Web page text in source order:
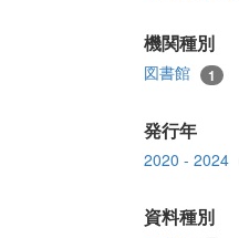
機関種別
図書館 1
発行年
2020 - 2024
資料種別